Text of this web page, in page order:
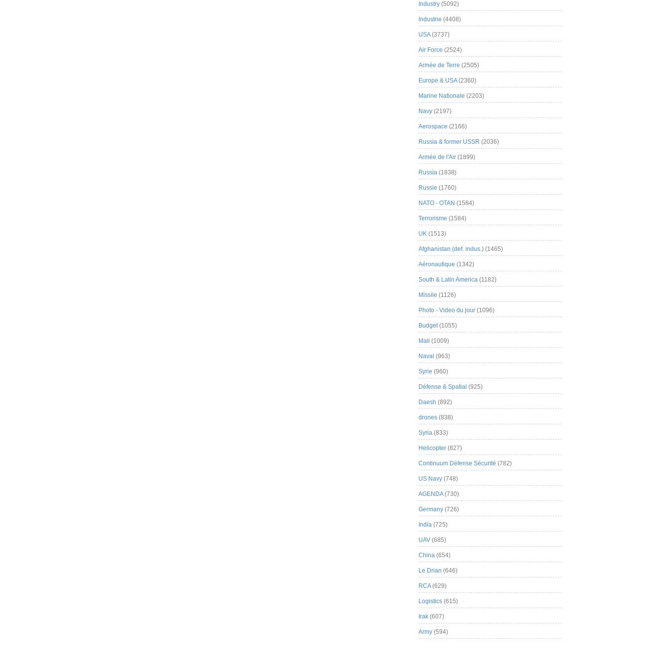
Industry (5092)
Industrie (4408)
USA(3737)
Air Force (2524)
Armée de Terre (2505)
Europe & USA(2360)
Marine Nationale (2203)
Navy (2197)
Aerospace (2166)
Russia & former USSR (2036)
Armée de l'Air (1899)
Russia (1838)
Russie (1760)
NATO - OTAN (1584)
Terrorisme (1584)
UK (1513)
Afghanistan (def. indus.) (1465)
Aéronautique (1342)
South & Latin America (1182)
Missile (1126)
Photo - Video du jour (1096)
Budget(1055)
Mali (1009)
Naval (963)
Syrie (960)
Défense & Spatial (925)
Daesh (892)
drones (838)
Syria (833)
Helicopter (827)
Continuum Défense Sécurité (782)
US Navy (748)
AGENDA(730)
Germany (726)
India (725)
UAV (685)
China (654)
Le Drian (646)
RCA(629)
Logistics (615)
Irak (607)
Army (594)